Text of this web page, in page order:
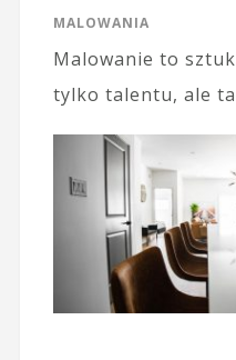
MALOWANIA
Malowanie to
tylko talentu, ale